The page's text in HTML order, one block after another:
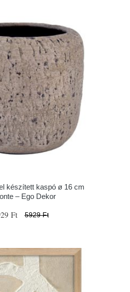
készített kaspó ø 16 cm
– Ego Dekor
Ft 5929 Ft